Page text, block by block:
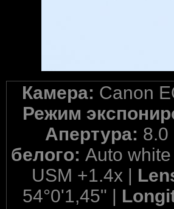
Камера: Canon
Режим
Апертура: 8.0
белого:Auto
USM +1.4x |
54°0'1,45" |